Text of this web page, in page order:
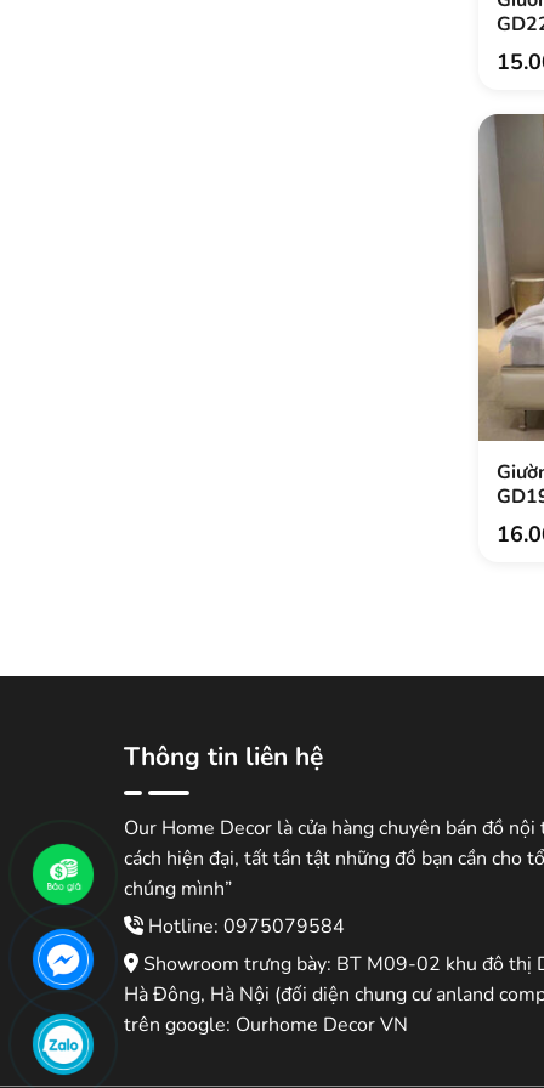
Thông tin liên hệ
Our Home Decor là cửa hàng chuyên bán đồ
cách hiện đại, tất tần tật những đồ bạn cần cho
chúng mình”
Hotline: 0975079584
Showroom trưng bày: BT M09-02 khu đô thị
Hà Đông, Hà Nội (đối diện chung cư anland
trên google: Ourhome Decor VN